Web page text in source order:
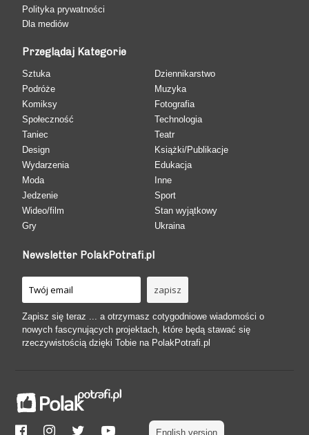
Polityka prywatności
Dla mediów
Przeglądaj Kategorie
Sztuka
Podróże
Komiksy
Społeczność
Taniec
Design
Wydarzenia
Moda
Jedzenie
Wideo/film
Gry
Dziennikarstwo
Muzyka
Fotografia
Technologia
Teatr
Książki/Publikacje
Edukacja
Inne
Sport
Stan wyjątkowy
Ukraina
Newsletter PolakPotrafi.pl
Zapisz się teraz ... a otrzymasz cotygodniowe wiadomości o
nowych fascynujących projektach, które będą stawać się
rzeczywistością dzięki Tobie na PolakPotrafi.pl
English version